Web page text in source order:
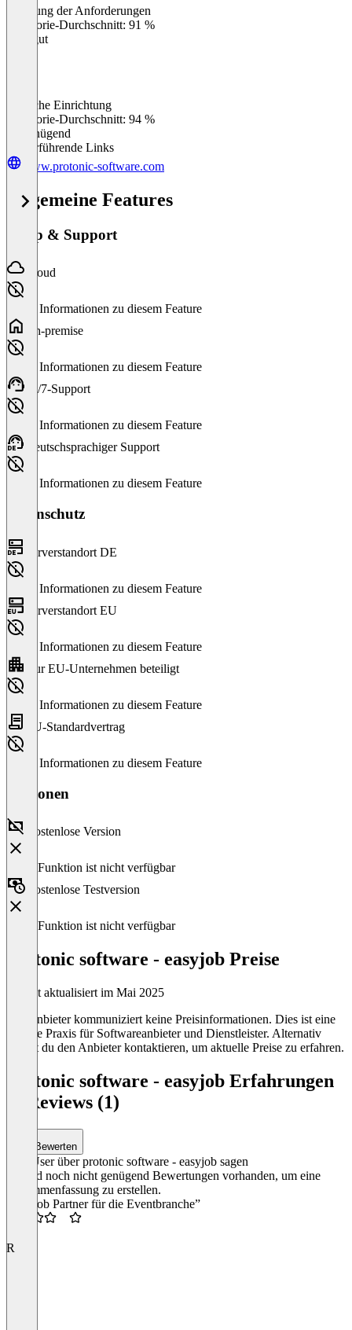
Erfüllung der Anforderungen
Kategorie-Durchschnitt: 91 %
Sehr gut
Einfache Einrichtung
Kategorie-Durchschnitt: 94 %
Ungenügend
Weiterführende Links
www.protonic-software.com
Allgemeine Features
Setup & Support
Cloud
Keine Informationen zu diesem Feature
On-premise
Keine Informationen zu diesem Feature
24/7-Support
Keine Informationen zu diesem Feature
Deutschsprachiger Support
Keine Informationen zu diesem Feature
Datenschutz
Serverstandort DE
Keine Informationen zu diesem Feature
Serverstandort EU
Keine Informationen zu diesem Feature
Nur EU-Unternehmen beteiligt
Keine Informationen zu diesem Feature
EU-Standardvertrag
Keine Informationen zu diesem Feature
Versionen
Kostenlose Version
Diese Funktion ist nicht verfügbar
Kostenlose Testversion
Diese Funktion ist nicht verfügbar
protonic software - easyjob Preise
Zuletzt aktualisiert im Mai 2025
Der Anbieter kommuniziert keine Preisinformationen. Dies ist eine
übliche Praxis für Softwareanbieter und Dienstleister. Alternativ
kannst du den Anbieter kontaktieren, um aktuelle Preise zu erfahren.
protonic software - easyjob Erfahrungen
& Reviews (1)
Bewerten
Was User über protonic software - easyjob sagen
Es sind noch nicht genügend Bewertungen vorhanden, um eine
Zusammenfassung zu erstellen.
“easyjob Partner für die Eventbranche”
R